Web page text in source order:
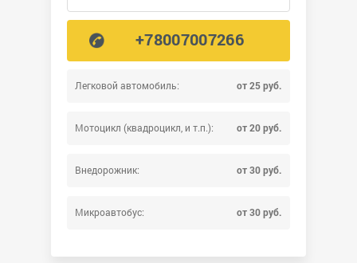
Легковой автомобиль: от 25 руб.
Мотоцикл (квадроцикл, и т.п.): от 20 руб.
Внедорожник: от 30 руб.
Микроавтобус: от 30 руб.
+78007007266